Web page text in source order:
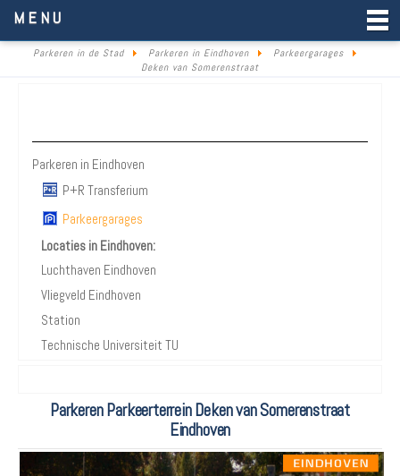
MENU
Parkeren in de Stad Parkeren in Eindhoven
Parkeergarages
Deken van Somerenstraat
Parkeren in Eindhoven
P+R Transferium
Parkeergarages
Locaties in Eindhoven:
Luchthaven Eindhoven
Vliegveld Eindhoven
Station
Technische Universiteit TU
Parkeren Parkeerterrein Deken van Somerenstraat
Eindhoven